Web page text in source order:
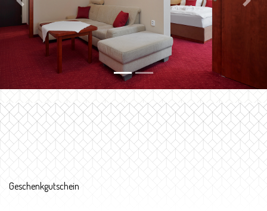
Previous Next
Geschenkgutschein